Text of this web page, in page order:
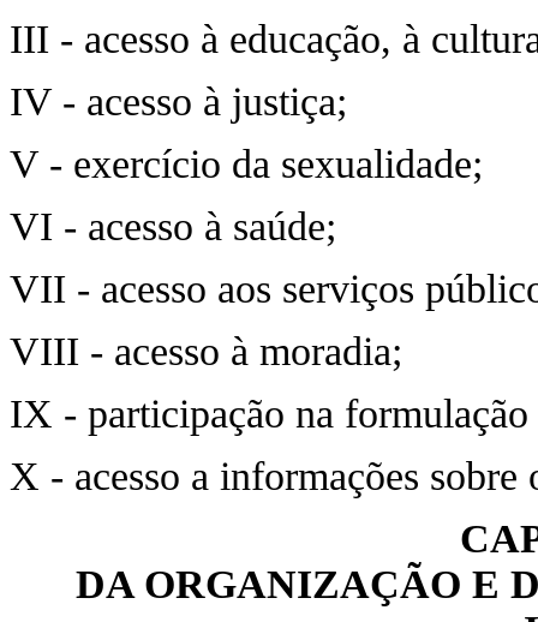
III - acesso à educação, à
IV - acesso à justiça;
V - exercício da sexualidade;
VI - acesso à saúde;
VII - acesso aos serviços
VIII - acesso à moradia;
IX - participação na
X - acesso a informações sobre
DA ORGANIZAÇÃO E